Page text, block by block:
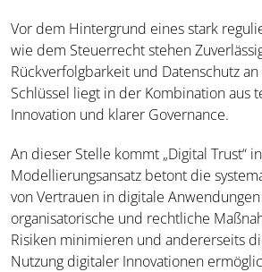
Vor dem Hintergrund eines stark
wie dem Steuerrecht stehen
Rückverfolgbarkeit und Datenschutz
Schlüssel liegt in der Kombination aus
Innovation und klarer Governance.
An dieser Stelle kommt „Digital Trust“
Modellierungsansatz betont die
von Vertrauen in digitale
organisatorische und rechtliche
Risiken minimieren und andererseits
Nutzung digitaler Innovationen